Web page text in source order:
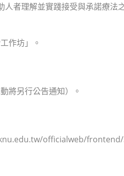
者理解並實踐接受與承諾療法
工作坊」。
將另行公告通知）。
officialweb/